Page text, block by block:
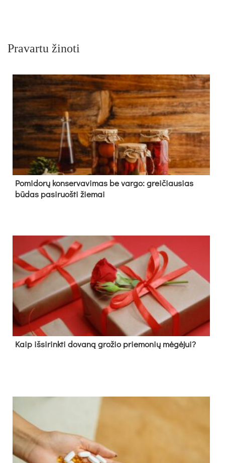
Pravartu žinoti
Pomidorų konservavimas be vargo: greičiausias
būdas pasiruošti žiemai
Kaip išsirinkti dovaną grožio priemonių mėgėjui?